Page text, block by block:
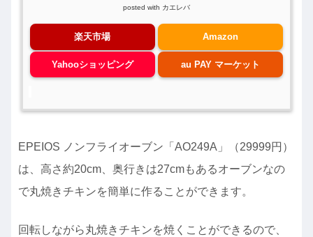
posted with カエレバ
楽天市場 Amazon
Yahooショッピング au PAY マーケット
EPEIOS ノンフライオーブン「AO249A」（29999円）
は、高さ約20cm、奥行きは27cmもあるオーブンなの
で丸焼きチキンを簡単に作ることができます。
回転しながら丸焼きチキンを焼くことができるので、